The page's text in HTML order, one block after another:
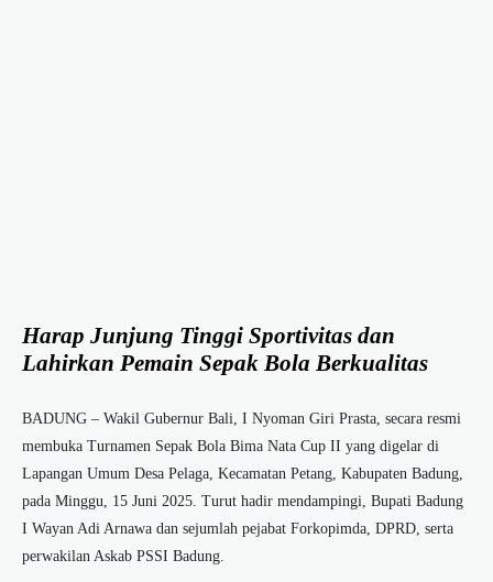
Harap Junjung Tinggi Sportivitas dan
Lahirkan Pemain Sepak Bola Berkualitas
BADUNG – Wakil Gubernur Bali, I Nyoman Giri Prasta, secara resmi
membuka Turnamen Sepak Bola Bima Nata Cup II yang digelar di
Lapangan Umum Desa Pelaga, Kecamatan Petang, Kabupaten Badung,
pada Minggu, 15 Juni 2025. Turut hadir mendampingi, Bupati Badung
I Wayan Adi Arnawa dan sejumlah pejabat Forkopimda, DPRD, serta
perwakilan Askab PSSI Badung.